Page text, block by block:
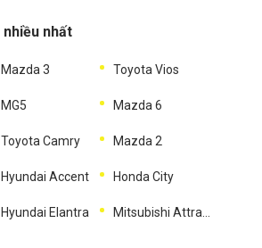
nhất
Mazda 3 Toyota Vios
MG5 Mazda 6
Toyota Camry Mazda 2
Hyundai Accent Honda City
Hyundai Elantra